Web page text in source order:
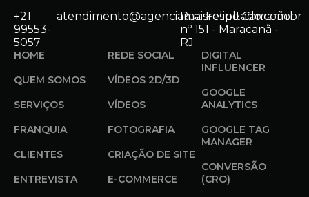
+21
99553-
5057
atendimento@agenciamaisresultado.com.br
Rua Felipe Camarão
nº 151 - Maracanã -
RJ
HOME
QUEM SOMOS
SERVIÇOS
FRANQUIA
CLIENTES
ENTREVISTA
REDE SOCIAL
VÍDEOS 2D/3D
VÍDEOS
FOTOGRAFIA
CRIAÇÃO DE SITE
E-COMMERCE
DIGITAL
INFLUENCER
GOOGLE
ANALYTICS
GOOGLE TAG
MANAGER
CONVERSÃO
(CRO)